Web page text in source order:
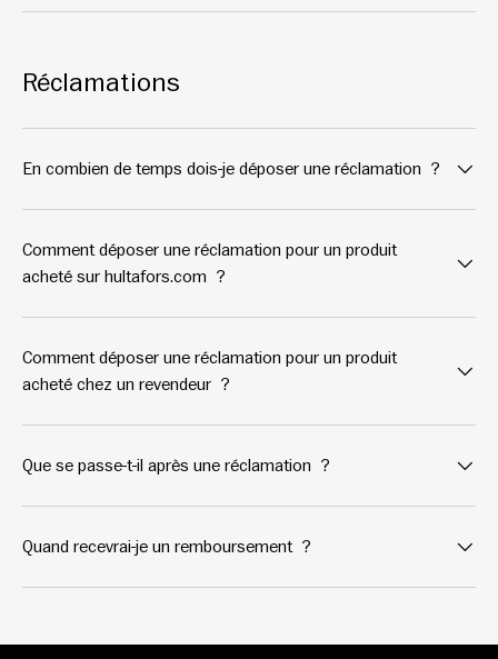
Réclamations
En combien de temps dois-je déposer une réclamation ?
Comment déposer une réclamation pour un produit
acheté sur hultafors.com ?
Comment déposer une réclamation pour un produit
acheté chez un revendeur ?
Que se passe-t-il après une réclamation ?
Quand recevrai-je un remboursement ?